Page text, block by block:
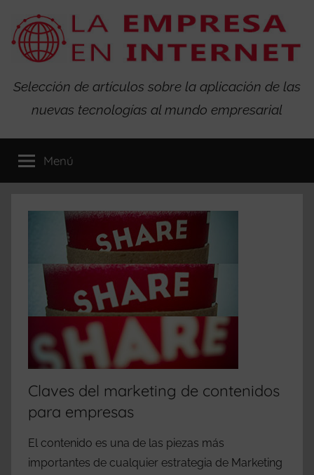
contenido
La
Empresa
en
Internet
Selección de artículos sobre la aplicación de las
nuevas tecnologías al mundo empresarial
Menú
Claves del marketing de contenidos
para empresas
El contenido es una de las piezas más
importantes de cualquier estrategia de Marketing